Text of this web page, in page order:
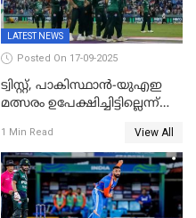
LATEST NEWS
Posted On 17-09-2025
ട്വിസ്റ്റ്, പാകിസ്ഥാൻ-യുഎഇ
മത്സരം ഉപേക്ഷിച്ചിട്ടില്ലെന്ന്
വൈകും; പാക് ടീം ഹോട്ടലിൽ
നിന്ന് ഇറങ്ങിയതായി റിപ്പോർട്ട്
1 Min Read View All